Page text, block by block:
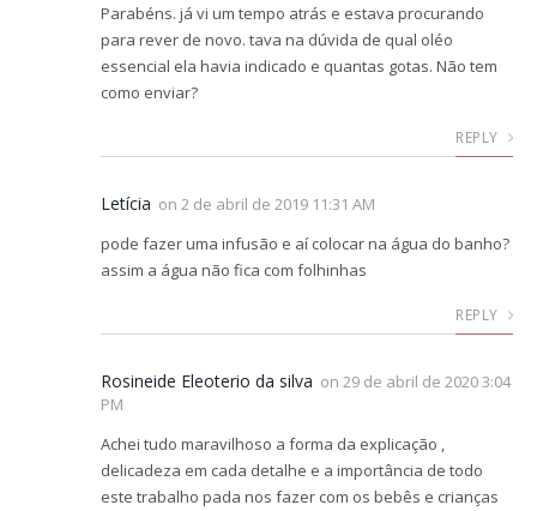
Parabéns. já vi um tempo atrás e estava procurando
para rever de novo. tava na dúvida de qual oléo
essencial ela havia indicado e quantas gotas. Não tem
como enviar?
REPLY
Letícia on 2 de abril de 2019 11:31 AM
pode fazer uma infusão e aí colocar na água do banho?
assim a água não fica com folhinhas
REPLY
Rosineide Eleoterio da silva on 29 de abril de 2020 3:04
PM
Achei tudo maravilhoso a forma da explicação ,
delicadeza em cada detalhe e a importância de todo
este trabalho pada nos fazer com os bebês e crianças